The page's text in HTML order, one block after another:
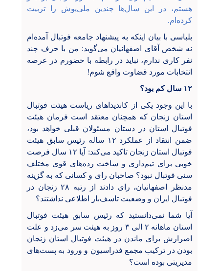
هستم، در این سال‌ها چندین ملی‌پوش را تربیت
کرده‌ام.
بلباسی با بیان اینکه به پیشنهاد جامعه فوتبال آمده‌ام
نه شخص آقای اصفهانیان می‌گوید: من با حرف چند
نفر کاری ندارم، نباید در رابطه با حضورم در عرصه
انتخابات مورد قضاوت واقع شوم!
۱۲ سال کم بود؟
با این وجود یکی از کاندیداهای ریاست هیئت فوتبال
استان زنجان که همچنان معتقد است فرمان هیئت
فوتبال استان در دستان مسئولان قبلی خواهد بود،
ضمن انتقاد از عملکرد ۱۲ ساله رئیس سابق هیئت
فوتبال استان زنجان تاکید می‌کند: آیا ۱۲ سال فرصت
خوبی برای تیم‌داری و ساخت رده‌های قوی مختلف
سنی فوتبال نبود؟ صاحبان رای و کسانی که به گزینه
مدنظر اصفهانیان، رای دادند از رتبه ۲۸ زنجان در
فوتبال ایران و وضعیت تاسف‌بار اطلاعی نداشتند؟
آیا شما نمی‌دانستید که رئیس سابق هیئت فوتبال
استان ماهانه ۲ الی ۳ روز به هیئت سر می‌زد و علت
اصرارش برای ماندن در هیئت فوتبال استان زنجان
بودن در ترکیب مجمع فدراسیون و ورود به پست‌های
مدیریتی بوده است؟